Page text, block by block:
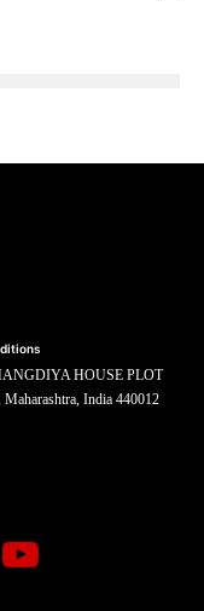
HOUSE PLOT
India 440012